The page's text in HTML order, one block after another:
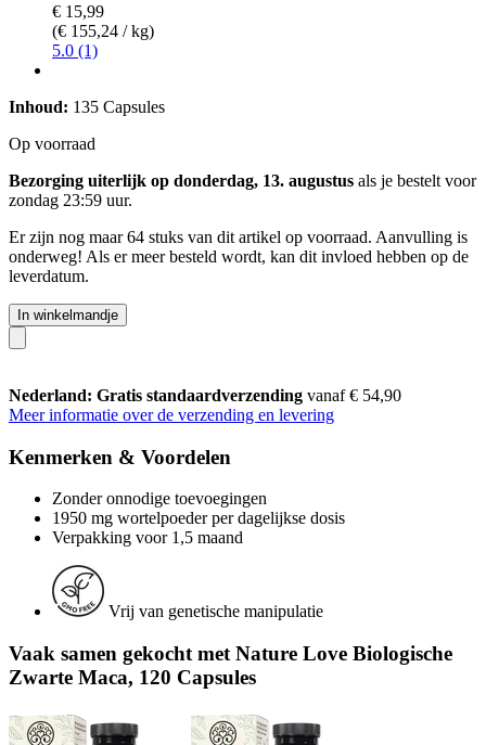
€ 15,99
(€ 155,24 / kg)
5.0 (1)
Inhoud: 135 Capsules
Op voorraad
Bezorging uiterlijk op donderdag, 13. augustus als je bestelt voor
zondag 23:59 uur.
Er zijn nog maar 64 stuks van dit artikel op voorraad. Aanvulling is
onderweg! Als er meer besteld wordt, kan dit invloed hebben op de
leverdatum.
In winkelmandje
Nederland: Gratis standaardverzending vanaf € 54,90
Meer informatie over de verzending en levering
Kenmerken & Voordelen
Zonder onnodige toevoegingen
1950 mg wortelpoeder per dagelijkse dosis
Verpakking voor 1,5 maand
Vrij van genetische manipulatie
Vaak samen gekocht met Nature Love Biologische
Zwarte Maca, 120 Capsules